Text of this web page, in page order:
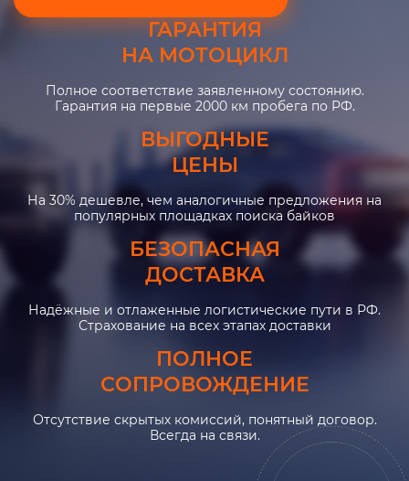
ГАРАНТИЯ
НА МОТОЦИКЛ
Полное соответствие заявленному состоянию.
Гарантия на первые 2000 км пробега по РФ.
ВЫГОДНЫЕ
ЦЕНЫ
На 30% дешевле, чем аналогичные предложения на
популярных площадках поиска байков
БЕЗОПАСНАЯ
ДОСТАВКА
Надёжные и отлаженные логистические пути в РФ.
Страхование на всех этапах доставки
ПОЛНОЕ
СОПРОВОЖДЕНИЕ
Отсутствие скрытых комиссий, понятный договор.
Всегда на связи.